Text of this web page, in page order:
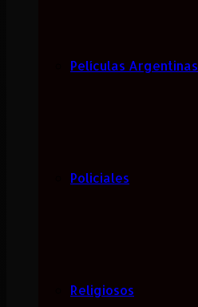
Películas Argentinas
Policiales
Religiosos